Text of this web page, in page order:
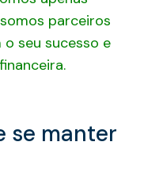
se manter